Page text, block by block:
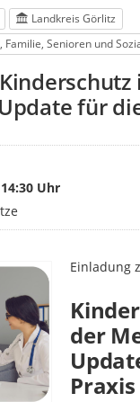
Landkreis Görlitz
Familie, Senioren und
für
Uhr
Einladung
der
Praxis